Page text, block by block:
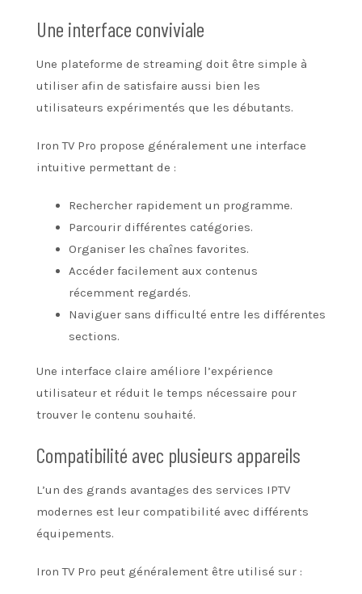
Une interface conviviale
Une plateforme de streaming doit être simple à
utiliser afin de satisfaire aussi bien les
utilisateurs expérimentés que les débutants.
Iron TV Pro propose généralement une interface
intuitive permettant de :
Rechercher rapidement un programme.
Parcourir différentes catégories.
Organiser les chaînes favorites.
Accéder facilement aux contenus
récemment regardés.
Naviguer sans difficulté entre les différentes
sections.
Une interface claire améliore l’expérience
utilisateur et réduit le temps nécessaire pour
trouver le contenu souhaité.
Compatibilité avec plusieurs appareils
L’un des grands avantages des services IPTV
modernes est leur compatibilité avec différents
équipements.
Iron TV Pro peut généralement être utilisé sur :